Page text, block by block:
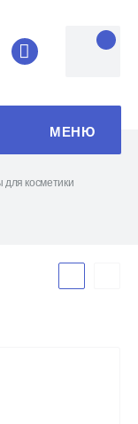
8 (4852) 33-
МЕНЮ
для косметики